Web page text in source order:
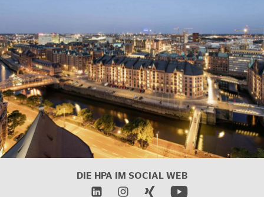
DIE HPA IM SOCIAL WEB